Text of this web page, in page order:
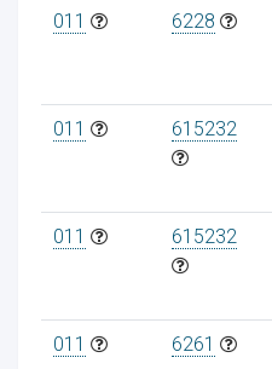
011 6228
011 615232
011 615232
011 6261